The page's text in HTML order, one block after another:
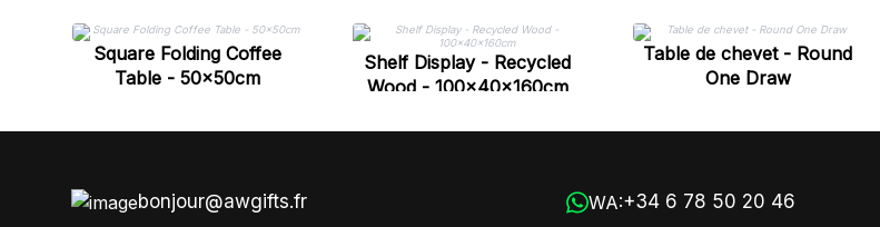
Square Folding Coffee
Table - 50x50cm
Shelf Display - Recycled
Wood - 100x40x160cm
Table de chevet - Round
One Draw
bonjour@awgifts.fr WA:+34 6 78 50 20 46